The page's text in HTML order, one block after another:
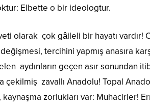
Elbette o bir ideologtur.
olarak çok gâileli bir hayatı vardır!
tercihini yapmış anasıra
aydınların geçen asır sonundan
zavallı Anadolu! Topal
kaynaşma zorlukları var: Muhacirler!